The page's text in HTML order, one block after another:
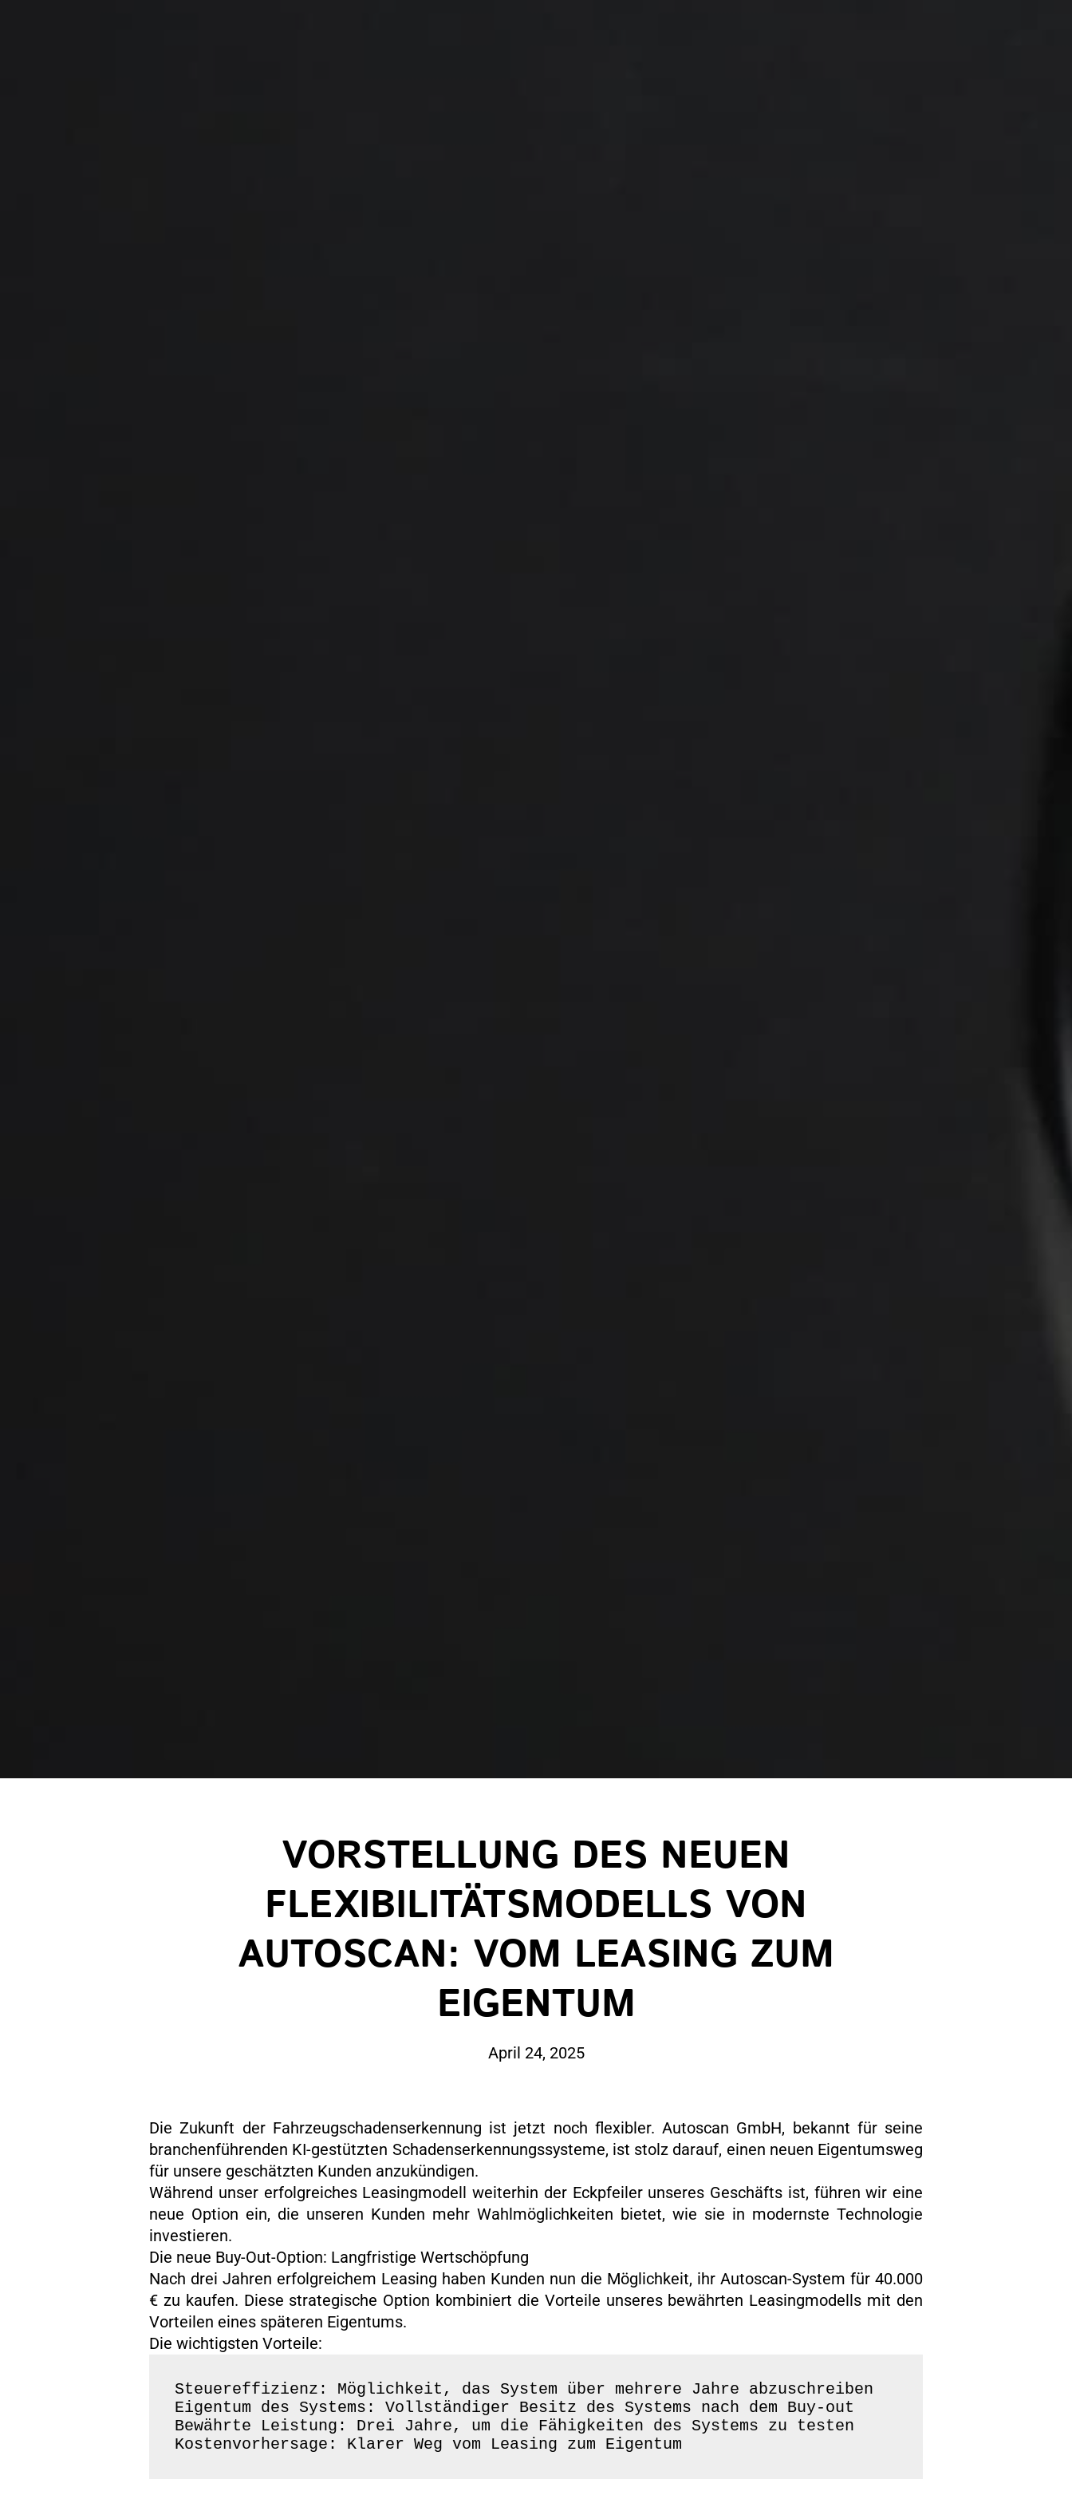
VORSTELLUNG DES NEUEN
FLEXIBILITÄTSMODELLS VON
AUTOSCAN: VOM LEASING ZUM
EIGENTUM
April 24, 2025
Die Zukunft der Fahrzeugschadenserkennung ist jetzt noch flexibler. Autoscan GmbH, bekannt für seine
branchenführenden KI-gestützten Schadenserkennungssysteme, ist stolz darauf, einen neuen Eigentumsweg
für unsere geschätzten Kunden anzukündigen.
Während unser erfolgreiches Leasingmodell weiterhin der Eckpfeiler unseres Geschäfts ist, führen wir eine
neue Option ein, die unseren Kunden mehr Wahlmöglichkeiten bietet, wie sie in modernste Technologie
investieren.
Die neue Buy-Out-Option: Langfristige Wertschöpfung
Nach drei Jahren erfolgreichem Leasing haben Kunden nun die Möglichkeit, ihr Autoscan-System für 40.000
€ zu kaufen. Diese strategische Option kombiniert die Vorteile unseres bewährten Leasingmodells mit den
Vorteilen eines späteren Eigentums.
Die wichtigsten Vorteile:
Steuereffizienz: Möglichkeit, das System über mehrere Jahre abzuschreiben
Eigentum des Systems: Vollständiger Besitz des Systems nach dem Buy-out
Bewährte Leistung: Drei Jahre, um die Fähigkeiten des Systems zu testen
Kostenvorhersage: Klarer Weg vom Leasing zum Eigentum